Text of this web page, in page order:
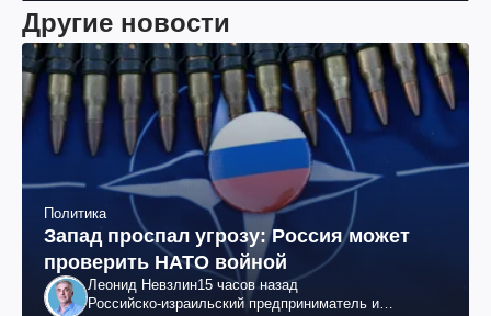
Другие новости
Политика
Запад проспал угрозу: Россия может
проверить НАТО войной
Леонид Невзлин15 часов назад
Российско-израильский предприниматель и